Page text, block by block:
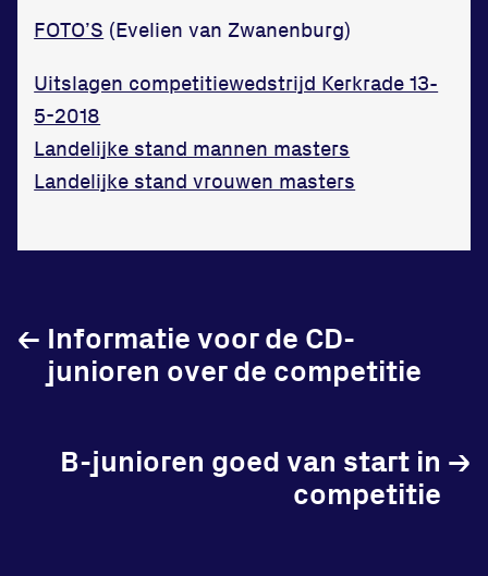
Privacy en cookies
Disclaimer
Huisregels
Vraag en contact
FOTO’S (Evelien van Zwanenburg)
Uitslagen competitiewedstrijd Kerkrade 13-
5-2018
Landelijke stand mannen masters
Landelijke stand vrouwen masters
Informatie voor de CD-
junioren over de competitie
←
B-junioren goed van start in
competitie
→